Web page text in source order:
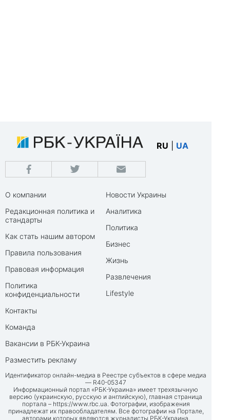
RU UA
О компании
Редакционная политика и
стандарты
Как стать нашим автором
Правила пользования
Правовая информация
Политика
конфиденциальности
Контакты
Команда
Вакансии в РБК-Украина
Разместить рекламу
Новости Украины
Аналитика
Политика
Бизнес
Жизнь
Развлечения
Lifestyle
Идентификатор онлайн-медиа в Реестре субъектов в сфере медиа
— R40-05347
Информационный портал «РБК-Украина» имеет трехязычную
версию (украинскую, русскую и английскую), главная страница
портала – https://www.rbc.ua. Фотографии, изображения
принадлежат их правообладателям. Все фотографии на Портале,
авторами которых являются журналисты РБК-Украина,